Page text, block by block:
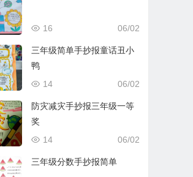
06/02
16
三年级简单手抄报童话丑小
鸭
06/02
14
防灾减灾手抄报三年级一等
奖
06/02
14
三年级分数手抄报简单